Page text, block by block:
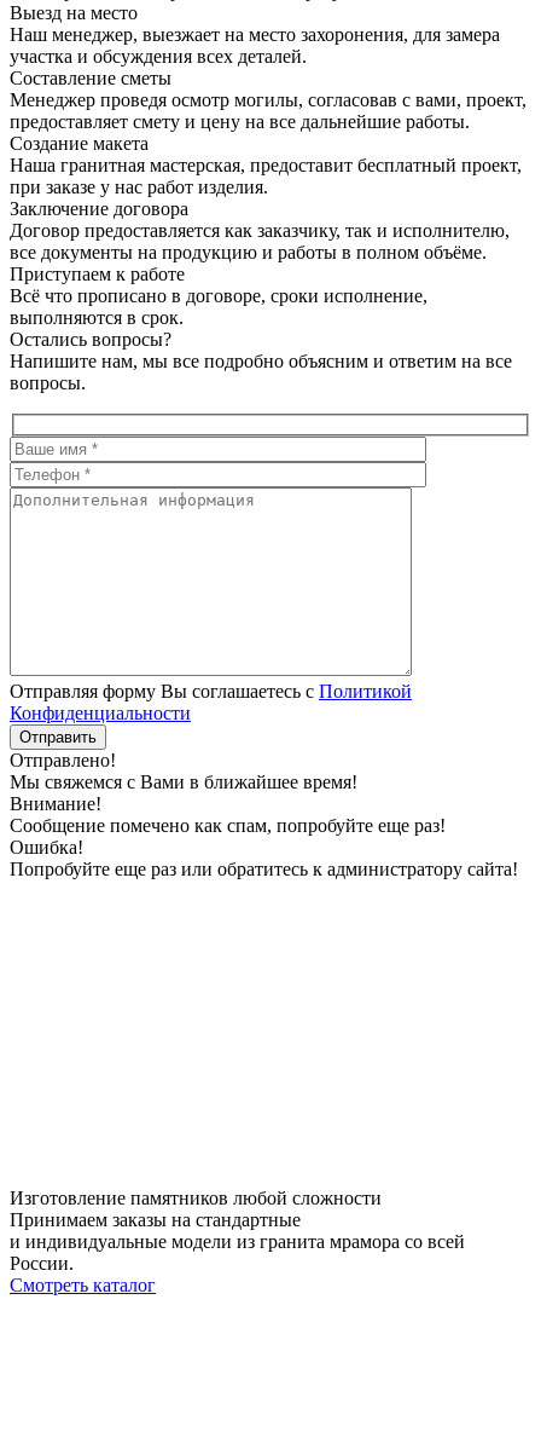
Выезд на место
Наш менеджер, выезжает на место захоронения, для замера
участка и обсуждения всех деталей.
Составление сметы
Менеджер проведя осмотр могилы, согласовав с вами, проект,
предоставляет смету и цену на все дальнейшие работы.
Создание макета
Наша гранитная мастерская, предоставит бесплатный проект,
при заказе у нас работ изделия.
Заключение договора
Договор предоставляется как заказчику, так и исполнителю,
все документы на продукцию и работы в полном объёме.
Приступаем к работе
Всё что прописано в договоре, сроки исполнение,
выполняются в срок.
Остались вопросы?
Напишите нам, мы все подробно объясним и ответим на все
вопросы.
Отправляя форму Вы соглашаетесь с Политикой
Конфиденциальности
Отправлено!
Мы свяжемся с Вами в ближайшее время!
Внимание!
Сообщение помечено как спам, попробуйте еще раз!
Ошибка!
Попробуйте еще раз или обратитесь к администратору сайта!
Изготовление памятников любой сложности
Принимаем заказы на стандартные
и индивидуальные модели из гранита мрамора со всей
России.
Смотреть каталог